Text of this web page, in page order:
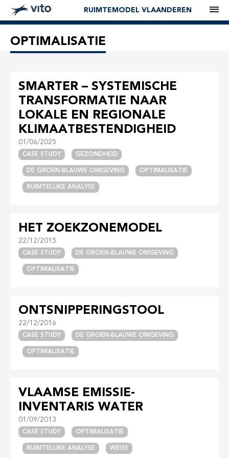
RUIMTEMODEL VLAANDEREN
OPTIMALISATIE
SMARTER – SYSTEMISCHE
TRANSFORMATIE NAAR
LOKALE EN REGIONALE
KLIMAATBESTENDIGHEID
01/06/2025
CASE STUDY GEZONDHEID
DE GROEN-BLAUWE OMGEVING OPTIMALISATIE
RUIMTELIJKE ANALYSE
HET ZOEKZONEMODEL
22/12/2015
CASE STUDY DE GROEN-BLAUWE OMGEVING
OPTIMALISATIE
ONTSNIPPERINGSTOOL
22/12/2016
CASE STUDY DE GROEN-BLAUWE OMGEVING
OPTIMALISATIE
VLAAMSE EMISSIE-
INVENTARIS WATER
01/09/2013
CASE STUDY OPTIMALISATIE
RUIMTELIJKE ANALYSE WEISS